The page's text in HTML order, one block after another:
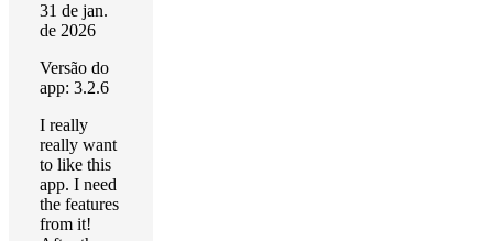
31 de jan.
de 2026
Versão do
app: 3.2.6
I really
really want
to like this
app. I need
the features
from it!